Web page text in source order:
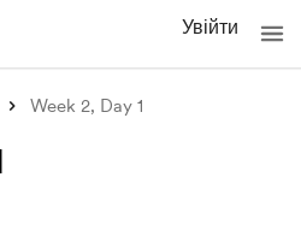
Увійти
Week 2, Day 1